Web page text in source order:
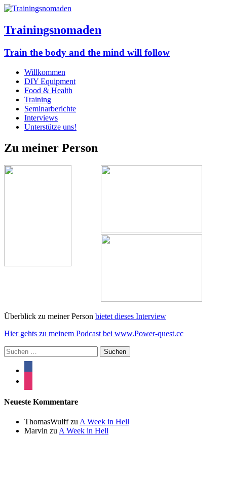
Trainingsnomaden
Train the body and the mind will follow
Willkommen
DIY Equipment
Food & Health
Training
Seminarberichte
Interviews
Unterstütze uns!
Zu meiner Person
Überblick zu meiner Person bietet dieses Interview
Hier gehts zu meinem Podcast bei www.Power-quest.cc
Suchen
nach:
Neueste Kommentare
ThomasWulffzu A Week in Hell
Marvin zu A Week in Hell